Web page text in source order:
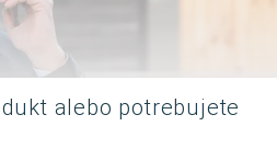
alebo potrebujete